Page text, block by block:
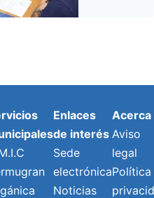
Enlaces
de interés
Sede
electrónica
Noticias
Acerca
Aviso
legal
Política